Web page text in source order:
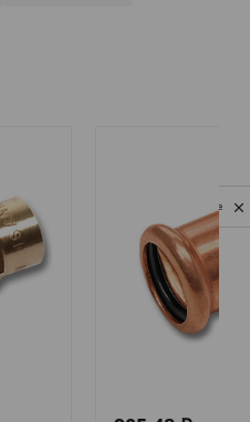
Privacy notice